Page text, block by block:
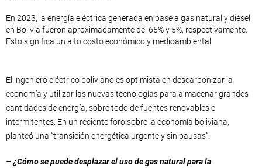
En 2023, la energía eléctrica generada en base a gas natural y diésel
en Bolivia fueron aproximadamente del 65% y 5%, respectivamente.
Esto significa un alto costo económico y medioambiental
El ingeniero eléctrico boliviano es optimista en descarbonizar la
economía y utilizar las nuevas tecnologías para almacenar grandes
cantidades de energía, sobre todo de fuentes renovables e
intermitentes. En un reciente foro sobre la economía boliviana,
planteó una “transición energética urgente y sin pausas”.
– ¿Cómo se puede desplazar el uso de gas natural para la